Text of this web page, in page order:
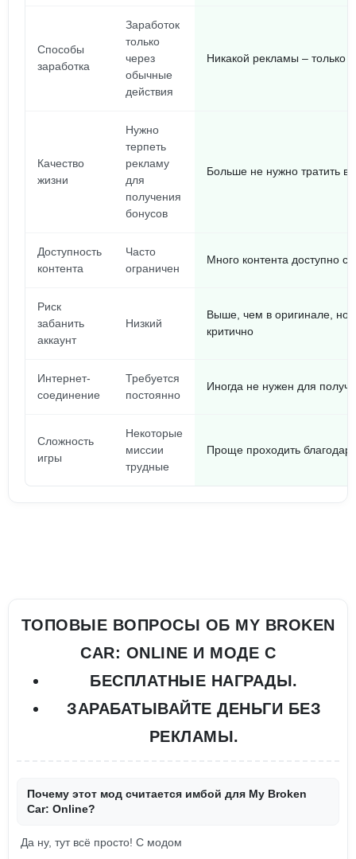
Способы
заработка
Заработок
только
через
обычные
действия
Никакой рекламы – только
Качество
жизни
Нужно
терпеть
рекламу
для
получения
бонусов
Больше не нужно тратить
Доступность
контента
Часто
ограничен
Много контента доступно
Риск
забанить
аккаунт
Низкий
Выше, чем в оригинале, но
критично
Интернет-
соединение
Требуется
постоянно
Иногда не нужен для
Сложность
игры
Некоторые
миссии
трудные
Проще проходить
ТОПОВЫЕ ВОПРОСЫ ОБ MY BROKEN
CAR: ONLINE И МОДЕ С
БЕСПЛАТНЫЕ НАГРАДЫ.
ЗАРАБАТЫВАЙТЕ ДЕНЬГИ БЕЗ
РЕКЛАМЫ.
Почему этот мод считается имбой для My Broken
Car: Online?
Да ну, тут всё просто! С модом